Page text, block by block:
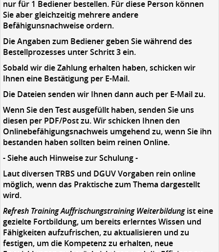
nur für 1 Bediener bestellen. Für diese Person können
Sie aber gleichzeitig mehrere andere
Befähigunsnachweise ordern.
Die Angaben zum Bediener geben Sie während des
Bestellprozesses unter Schritt 3 ein.
Sobald wir die Zahlung erhalten haben, schicken wir
Ihnen eine Bestätigung per E-Mail.
Die Dateien senden wir Ihnen dann auch per E-Mail zu.
Wenn Sie den Test ausgefüllt haben, senden Sie uns
diesen per PDF/Post zu. Wir schicken Ihnen den
Onlinebefähigungsnachweis umgehend zu, wenn Sie ihn
bestanden haben sollten beim reinen Online.
- Siehe auch Hinweise zur Schulung -
Laut diversen TRBS und DGUV Vorgaben rein online
möglich, wenn das Praktische zum Thema dargestellt
wird.
Refresh Training Auffrischungstraining Weiterbildungist eine
gezielte Fortbildung, um bereits erlerntes Wissen und
Fähigkeiten aufzufrischen, zu aktualisieren und zu
festigen, um die Kompetenz zu erhalten, neue